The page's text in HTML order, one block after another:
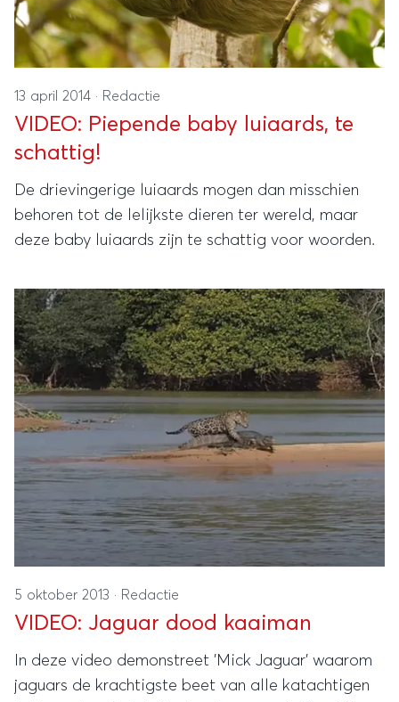
13 april 2014 · Redactie
VIDEO: Piepende baby luiaards, te
schattig!
De drievingerige luiaards mogen dan misschien
behoren tot de lelijkste dieren ter wereld, maar
deze baby luiaards zijn te schattig voor woorden.
5 oktober 2013 · Redactie
VIDEO: Jaguar dood kaaiman
In deze video demonstreet 'Mick Jaguar' waarom
jaguars de krachtigste beet van alle katachtigen